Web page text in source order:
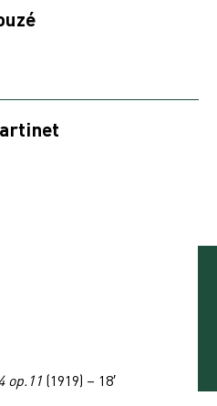
op.11 (1919) – 18′